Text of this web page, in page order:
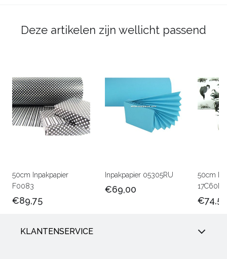
Deze artikelen zijn wellicht passend
50cm Inpakpapier
F0083
€89,75
Inpakpapier 05305RU
€69,00
50cm
€74,50
KLANTENSERVICE